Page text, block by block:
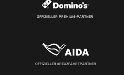
OFFIZIELLER PREMIUM-PARTNER
OFFIZIELLER KREUZFAHRTPARTNER